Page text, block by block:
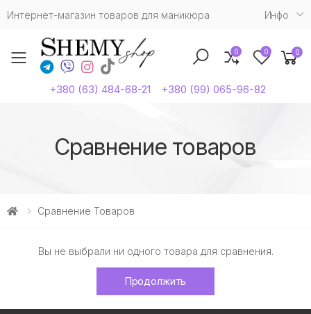
Интернет-магазин товаров для маникюра Инфо
Toggle mobile menu
+380 (63) 484-68-21 +380 (99) 065-96-82
0 0 0
Сравнение товаров
Сравнение Товаров
Вы не выбрали ни одного товара для сравнения.
Продолжить